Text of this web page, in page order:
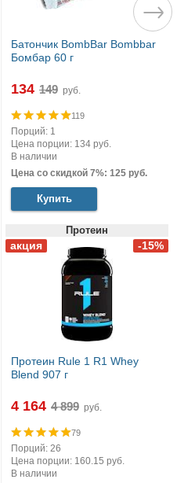
Батончик BombBar Bombbar
Бомбар 60 г
134 руб.
119
Порций: 1
Цена порции: 134 руб.
В наличии
Цена со скидкой 7%: 125 руб.
Купить
Протеин
Протеин Rule 1 R1 Whey
Blend 907 г
4 164 руб.
79
Порций: 26
Цена порции: 160.15 руб.
В наличии